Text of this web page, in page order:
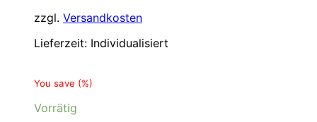
zzgl. Versandkosten
Lieferzeit: Individualisiert
You save (%)
Vorrätig